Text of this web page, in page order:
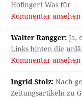
Hofinger! Was für…
Kommentar
Walter Rangger: Ja,
Links hinten die
Kommentar
Ingrid Stolz: Nach
Zeitungsartikeln zu